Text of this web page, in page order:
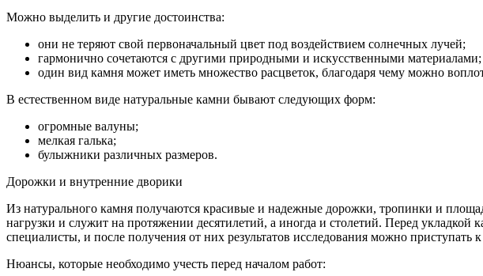
Можно выделить и другие достоинства:
они не теряют свой первоначальный цвет под воздействием солнечных лучей;
гармонично сочетаются с другими природными и искусственными материалами;
один вид камня может иметь множество расцветок, благодаря чему можно
В естественном виде натуральные камни бывают следующих форм:
огромные валуны;
мелкая галька;
булыжники различных размеров.
Дорожки и внутренние дворики
Из натурального камня получаются красивые и надежные дорожки, тропинки и
нагрузки и служит на протяжении десятилетий, а иногда и столетий. Перед
специалисты, и после получения от них результатов исследования можно
Нюансы, которые необходимо учесть перед началом работ: